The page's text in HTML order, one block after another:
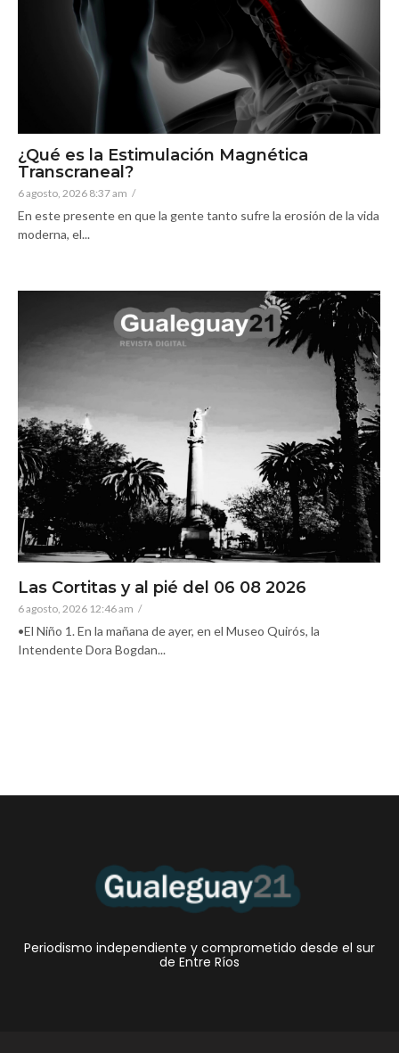
¿Qué es la Estimulación Magnética
Transcraneal?
6 agosto, 2026 8:37 am /
En este presente en que la gente tanto sufre la erosión de la vida
moderna, el...
Las Cortitas y al pié del 06 08 2026
6 agosto, 2026 12:46 am /
•El Niño 1. En la mañana de ayer, en el Museo Quirós, la
Intendente Dora Bogdan...
Periodismo independiente y comprometido desde el sur
de Entre Ríos